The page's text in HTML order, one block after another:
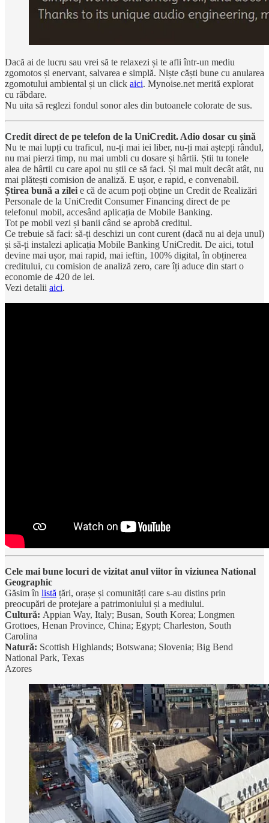
Dacă ai de lucru sau vrei să te relaxezi și te afli într-un mediu
zgomotos și enervant, salvarea e simplă. Niște căști bune cu anularea
zgomotului ambiental și un click aici. Mynoise.net merită explorat
cu răbdare.
Nu uita să reglezi fondul sonor ales din butoanele colorate de sus.
Credit direct de pe telefon de la UniCredit. Adio dosar cu șină
Nu te mai lupți cu traficul, nu-ți mai iei liber, nu-ți mai aștepți rândul,
nu mai pierzi timp, nu mai umbli cu dosare și hârtii. Știi tu tonele
alea de hârtii cu care apoi nu știi ce să faci. Și mai mult decât atât, nu
mai plătești comision de analiză. E ușor, e rapid, e convenabil.
Știrea bună a zilei e că de acum poți obține un Credit de Realizări
Personale de la UniCredit Consumer Financing direct de pe
telefonul mobil, accesând aplicația de Mobile Banking.
Tot pe mobil vezi și banii când se aprobă creditul.
Ce trebuie să faci: să-ți deschizi un cont curent (dacă nu ai deja unul)
și să-ți instalezi aplicația Mobile Banking UniCredit. De aici, totul
devine mai ușor, mai rapid, mai ieftin, 100% digital, în obținerea
creditului, cu comision de analiză zero, care îți aduce din start o
economie de 420 de lei.
Vezi detalii aici.
Cele mai bune locuri de vizitat anul viitor în viziunea National
Geographic
Găsim în listă țări, orașe și comunități care s-au distins prin
preocupări de protejare a patrimoniului și a mediului.
Cultură: Appian Way, Italy; Busan, South Korea; Longmen
Grottoes, Henan Province, China; Egypt; Charleston, South
Carolina
Natură: Scottish Highlands; Botswana; Slovenia; Big Bend
National Park, Texas
Azores